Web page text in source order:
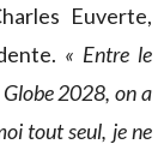
Euverte,
« Entre le
Globe 2028, on a
tout seul, je ne